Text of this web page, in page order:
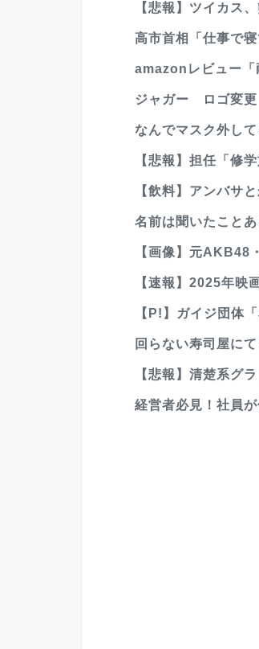
【悲報】ツイカス
高市首相「仕事で
amazonレビュー「
ジャガー ロゴ変更
なんでマスク外し
【悲報】担任「修
【飲料】アンバサ
名前は聞いたこと
【画像】元AKB48
【速報】2025年映
【P!】ガイジ団体
回らない寿司屋に
【悲報】清楚系グ
経営者必見！社員